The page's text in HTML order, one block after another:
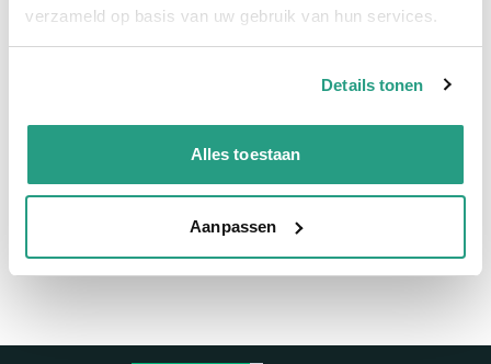
verzameld op basis van uw gebruik van hun services.
Details tonen
Alles toestaan
Aanpassen
Meer informatie
Vragen? Neem dan nu contact op
We zijn beschikbaar van ma t/m vr van 08:00 tot 17:00 uur.
Neem contact met ons op